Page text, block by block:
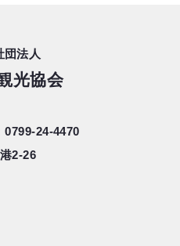
団法人
光協会
0799-24-4470
2-26